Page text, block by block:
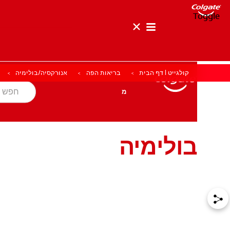
Toggle
מוצרים בריאות הפה מטרה
לאנשי המקצוע
מוצרים מטרה
קולגייט | דף הבית בריאות הפה אנורקסיה/בולימיה
בולימיה